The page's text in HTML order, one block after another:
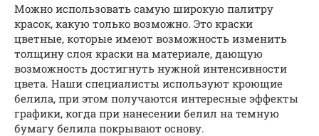
Можно использовать самую широкую палитру
красок, какую только возможно. Это краски
цветные, которые имеют возможность изменить
толщину слоя краски на материале, дающую
возможность достигнуть нужной интенсивности
цвета. Наши специалисты используют кроющие
белила, при этом получаются интересные эффекты
графики, когда при нанесении белил на темную
бумагу белила покрывают основу.